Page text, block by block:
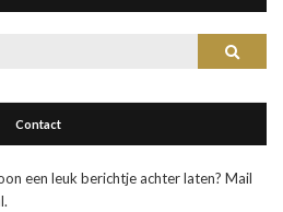
Contact
een leuk berichtje achter laten? Mail